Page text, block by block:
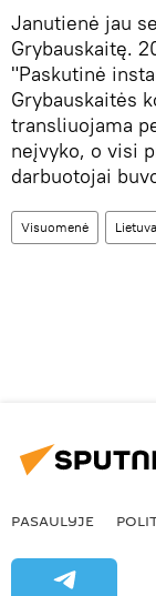
Janutienė jau
Grybauskaitę.
"Paskutinė
Grybauskaitės
transliuojama
neįvyko, o visi
darbuotojai
Visuomenė Lietuva
PASAULYJE